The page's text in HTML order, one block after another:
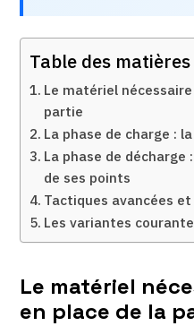
Table des matières
Le matériel
partie
La phase de charge :
La phase de décharge
de ses points
Tactiques avancées
Les variantes
Le matériel
en place de la